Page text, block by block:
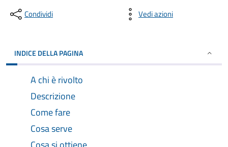
Condividi Vedi azioni
INDICE DELLA PAGINA
A chi è rivolto
Descrizione
Come fare
Cosa serve